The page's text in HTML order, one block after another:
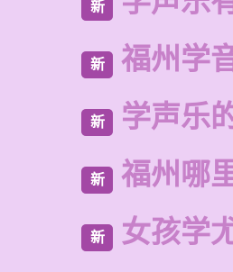
新
新 福州学
新 学声乐
新 福州哪
新 女孩学